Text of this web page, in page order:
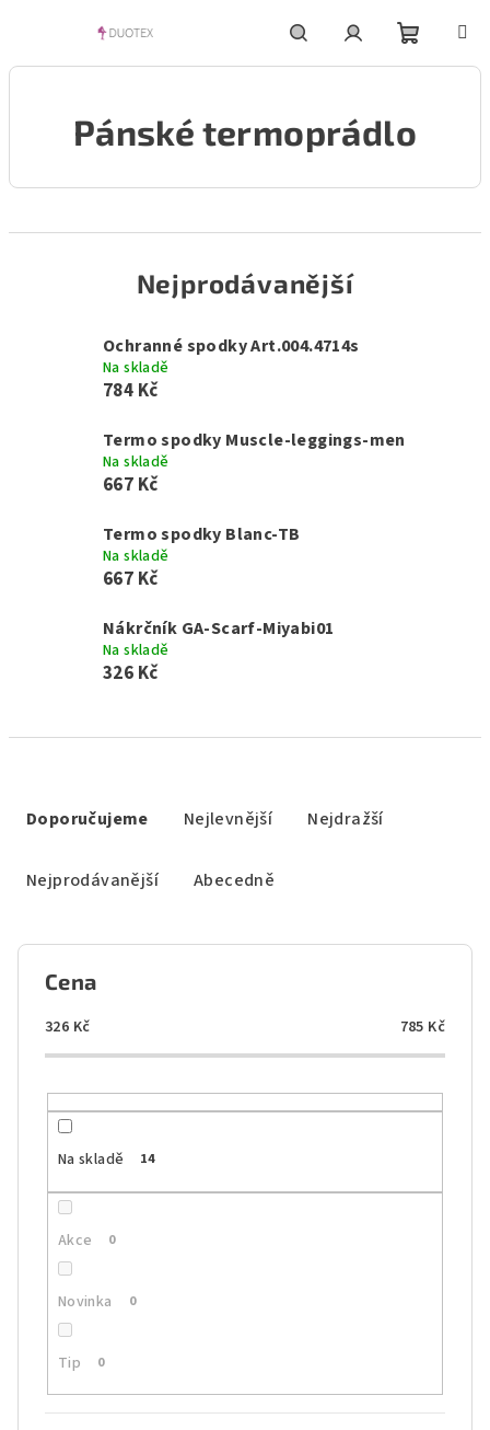
HledatPřihlášeníNákupní
košík
Pánské termoprádlo
Nejprodávanější
Ochranné spodky Art.004.4714s
Na skladě
784 Kč
Termo spodky Muscle-leggings-men
Na skladě
667 Kč
Termo spodky Blanc-TB
Na skladě
667 Kč
Nákrčník GA-Scarf-Miyabi01
Na skladě
326 Kč
Doporučujeme Nejlevnější Nejdražší
Nejprodávanější Abecedně
Cena
326 Kč 785 Kč
Na skladě 14
Akce 0
Novinka 0
Tip 0